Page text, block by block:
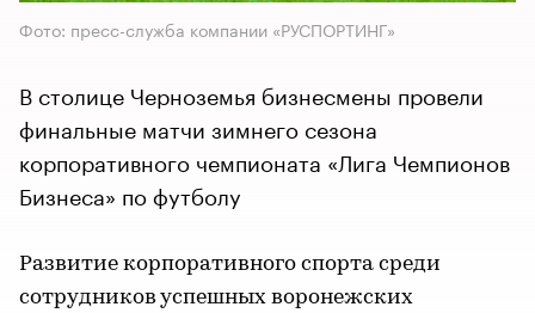
Фото: пресс-служба компании «РУСПОРТИНГ»
В столице Черноземья бизнесмены провели
финальные матчи зимнего сезона
корпоративного чемпионата «Лига Чемпионов
Бизнеса» по футболу
Развитие корпоративного спорта среди
сотрудников успешных воронежских